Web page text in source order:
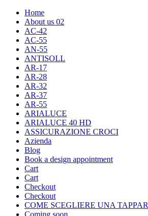
Home
About us 02
AC-42
AC-55
AN-55
ANTISOLL
AR-17
AR-28
AR-32
AR-37
AR-55
ARIALUCE
ARIALUCE 40 HD
ASSICURAZIONE CROCI
Azienda
Blog
Book a design appointment
Cart
Cart
Checkout
Checkout
COME SCEGLIERE UNA
Coming soon